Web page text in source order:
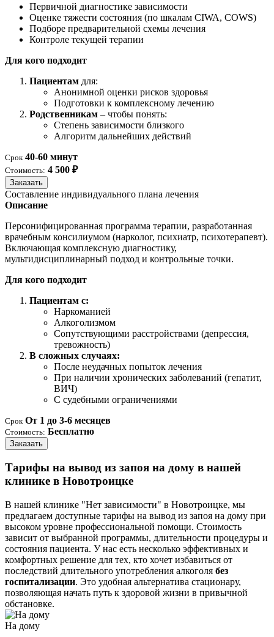
Первичной диагностике зависимости
Оценке тяжести состояния (по шкалам CIWA, COWS)
Подборе предварительной схемы лечения
Контроле текущей терапии
Для кого подходит
Пациентам для:
Анонимной оценки рисков здоровья
Подготовки к комплексному лечению
Родственникам – чтобы понять:
Степень зависимости близкого
Алгоритм дальнейших действий
Срок 40-60 минут
Стоимость: 4 500 ₽
Заказать
Составление индивидуального плана лечения
Описание
Персонифицированная программа терапии, разработанная
врачебным консилиумом (нарколог, психиатр, психотерапевт).
Включающая комплексную диагностику,
мультидисциплинарный подход и контрольные точки.
Для кого подходит
Пациентам с:
Наркоманией
Алкоголизмом
Сопутствующими расстройствами (депрессия,
тревожность)
В сложных случаях:
После неудачных попыток лечения
При наличии хронических заболеваний (гепатит,
ВИЧ)
С судебными ограничениями
Срок От 1 до 3-6 месяцев
Стоимость: Бесплатно
Заказать
Тарифы на вывод из запоя на дому в нашей
клинике в Новотроицке
В нашей клинике "Нет зависимости" в Новотроицке, мы
предлагаем доступные тарифы на вывод из запоя на дому при
высоком уровне профессиональной помощи. Стоимость
зависит от выбранной программы, длительности процедуры и
состояния пациента. У нас есть несколько эффективных и
комфортных решение для тех, кто хочет избавиться от
последствий длительного употребления алкоголя без
госпитализации. Это удобная альтернатива стационару,
позволяющая начать путь к здоровой жизни в привычной
обстановке.
На дому